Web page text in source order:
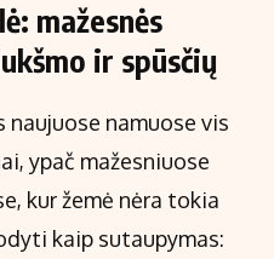
mažesnės
ir spūsčių
namuose vis
ypač mažesniuose
kur žemė nėra tokia
kaip sutaupymas: